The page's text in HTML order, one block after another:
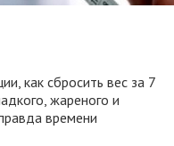
как сбросить вес за 7
жареного и
времени